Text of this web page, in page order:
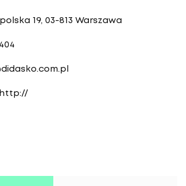
19, 03-813 Warszawa
http://